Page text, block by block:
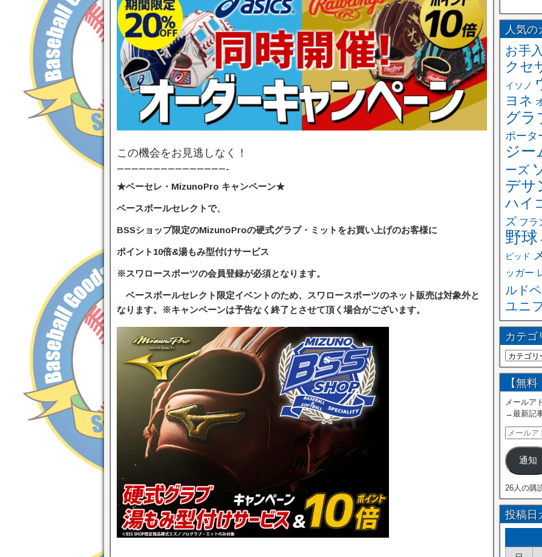
この機会をお見逃しなく！
———————————————-
★ベーセレ・MizunoPro キャンペーン★
ベースボールセレクトで、
BSSショップ限定のMizunoProの硬式グラブ・ミットをお買い上げのお客様に
ポイント10倍&湯もみ型付けサービス
※スワロースポーツの会員登録が必須となります。
ベースボールセレクト限定イベントのため、 スワロースポーツのネット販売は対象外と
なります。※キャンペーンは予告なく終了とさせて頂く場合がございます。
人気の
お手
クセ
イソノ
ヨネ
グラ
ポータ
ジー
ーズ
デサ
ハイ
ズ フラ
野球
ビッド
ッガー
ルド
ユニ
カテゴ
【無
メールア
→最新記
通知
26人の購
投稿日